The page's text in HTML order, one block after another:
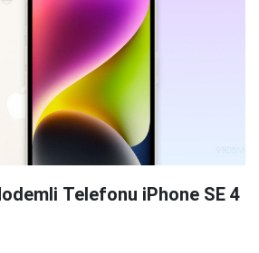
Telefonu iPhone SE 4